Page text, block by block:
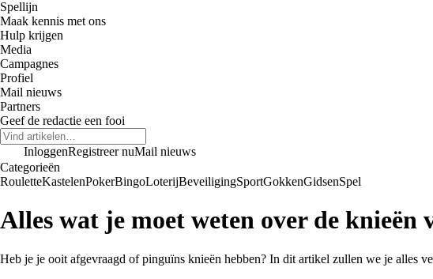
Spellijn
Maak kennis met ons
Hulp krijgen
Media
Campagnes
Profiel
Mail nieuws
Partners
Geef de redactie een fooi
InloggenRegistreer nuMail nieuws
Categorieën
RouletteKastelenPokerBingoLoterijBeveiligingSportGokkenGidsenSpel
Alles wat je moet weten over de knieën
Heb je je ooit afgevraagd of pinguïns knieën hebben? In dit artikel zullen we je alles